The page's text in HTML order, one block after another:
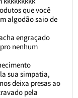
que você
algodão saio de
engraçado
nenhum
sua simpatia,
deixa presas ao
pela